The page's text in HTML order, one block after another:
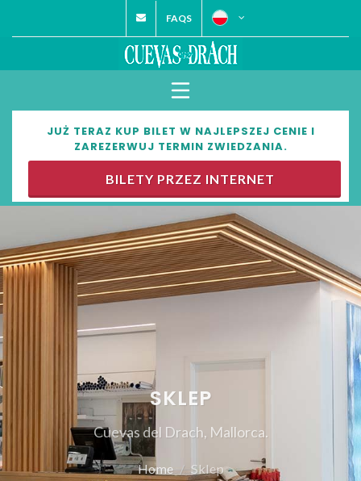
FAQS
JUŻ TERAZ KUP BILET W NAJLEPSZEJ CENIE I
ZAREZERWUJ TERMIN ZWIEDZANIA.
BILETY PRZEZ INTERNET
SKLEP
Cuevas del Drach, Mallorca.
Home Sklep